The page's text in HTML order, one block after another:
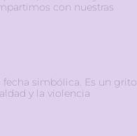
con nuestras
simbólica. Es un grito
y la violencia